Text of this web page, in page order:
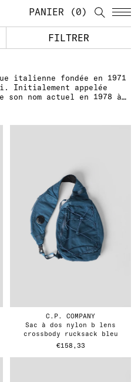
PANIER 0
FILTRER
italienne fondée en 1971
Initialement appelée
nom actuel en 1978 à
pour sa veste Mille Miglia
intégrées au capuchon et
britannique.
C.P. COMPANY
sac à dos nylon b lens
crossbody rucksack bleu
€158,33